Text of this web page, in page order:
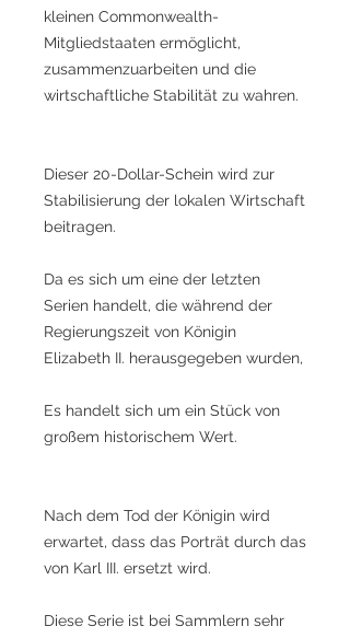
kleinen Commonwealth-
Mitgliedstaaten ermöglicht,
zusammenzuarbeiten und die
wirtschaftliche Stabilität zu wahren.
Dieser 20-Dollar-Schein wird zur
Stabilisierung der lokalen Wirtschaft
beitragen.
Da es sich um eine der letzten
Serien handelt, die während der
Regierungszeit von Königin
Elizabeth II. herausgegeben wurden,
Es handelt sich um ein Stück von
großem historischem Wert.
Nach dem Tod der Königin wird
erwartet, dass das Porträt durch das
von Karl III. ersetzt wird.
Diese Serie ist bei Sammlern sehr